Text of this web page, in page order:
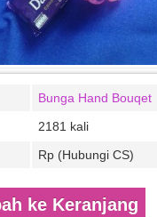
Bunga Hand Bouqet
2181 kali
Rp (Hubungi CS)
ke Keranjang